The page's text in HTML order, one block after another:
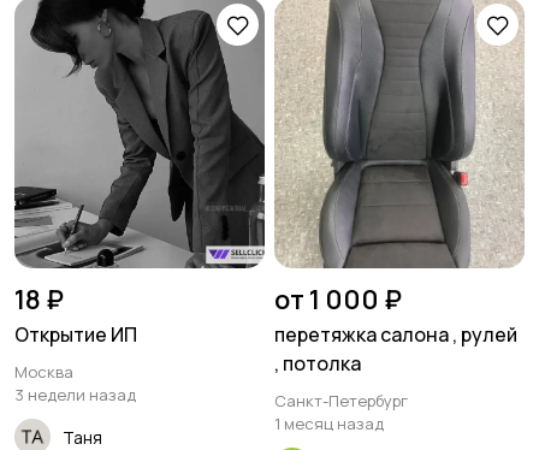
18 ₽
Открытие ИП
Москва
3 недели назад
Таня
от 1 000 ₽
перетяжка салона , рулей
, потолка
Санкт-Петербург
1 месяц назад